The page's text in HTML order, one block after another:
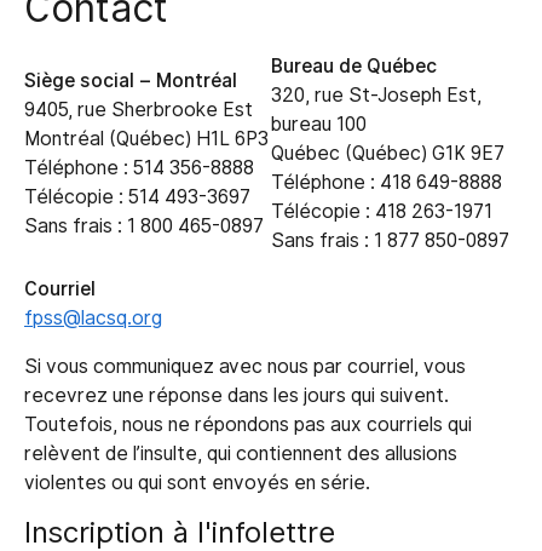
Siège social – Montréal
9405, rue Sherbrooke Est
Montréal (Québec) H1L 6P3
Téléphone : 514 356-8888
Télécopie : 514 493-3697
Sans frais : 1 800 465-0897
Bureau de Québec
320, rue St-Joseph Est,
bureau 100
Québec (Québec) G1K 9E7
Téléphone : 418 649-8888
Télécopie : 418 263-1971
Sans frais : 1 877 850-0897
Courriel
fpss@lacsq.org
Si vous communiquez avec nous par courriel, vous
recevrez une réponse dans les jours qui suivent.
Toutefois, nous ne répondons pas aux courriels qui
relèvent de l’insulte, qui contiennent des allusions
violentes ou qui sont envoyés en série.
Inscription à l'infolettre